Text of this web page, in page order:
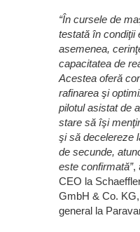
“În cursele de
testată în condiţii
asemenea,
capacitatea de
Acestea oferă
rafinarea şi
pilotul asistat de
stare să îşi
şi să decelereze
de secunde,
este confirmată”,
CEO la
GmbH & Co.
general la